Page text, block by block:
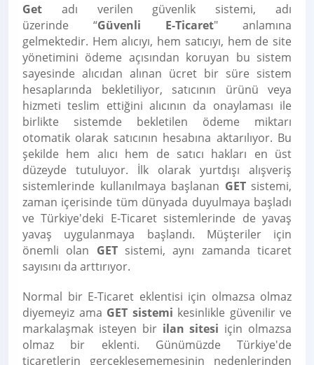
Get adı verilen güvenlik sistemi, adı
üzerinde “Güvenli E-Ticaret" anlamına
gelmektedir. Hem alıcıyı, hem satıcıyı, hem de site
yönetimini ödeme açısından koruyan bu sistem
sayesinde alıcıdan alınan ücret bir süre sistem
hesaplarında bekletiliyor, satıcının ürünü veya
hizmeti teslim ettiğini alıcının da onaylaması ile
birlikte sistemde bekletilen ödeme miktarı
otomatik olarak satıcının hesabına aktarılıyor. Bu
şekilde hem alıcı hem de satıcı hakları en üst
düzeyde tutuluyor. İlk olarak yurtdışı alışveriş
sistemlerinde kullanılmaya başlanan GETsistemi,
zaman içerisinde tüm dünyada duyulmaya başladı
ve Türkiye'deki E-Ticaret sistemlerinde de yavaş
yavaş uygulanmaya başlandı. Müşteriler için
önemli olan GETsistemi, aynı zamanda ticaret
sayısını da arttırıyor.
Normal bir E-Ticaret eklentisi için olmazsa olmaz
diyemeyiz ama GET sistemi kesinlikle güvenilir ve
markalaşmak isteyen bir ilan sitesi için olmazsa
olmaz bir eklenti. Günümüzde Türkiye'de
ticaretlerin gerçekleşememesinin nedenlerinden